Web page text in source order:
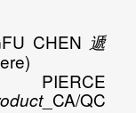
CHEN 遞
_CA/QC